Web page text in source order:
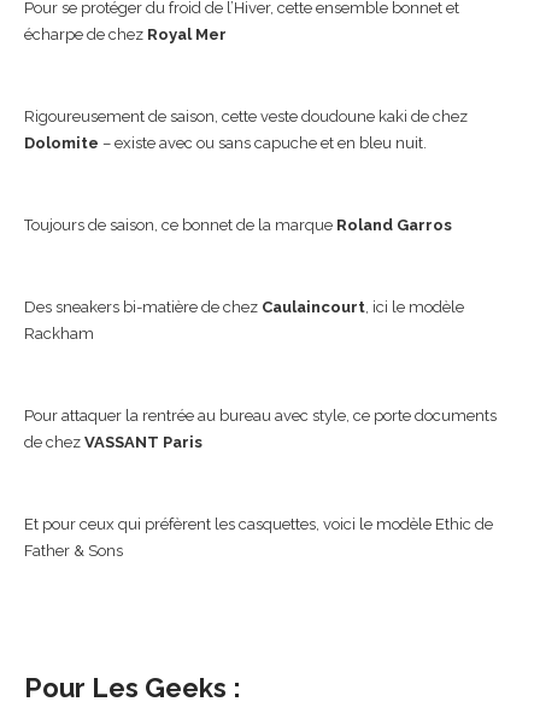
Pour se protéger du froid de l’Hiver, cette ensemble bonnet et
écharpe de chez Royal Mer
Rigoureusement de saison, cette veste doudoune kaki de chez
Dolomite – existe avec ou sans capuche et en bleu nuit.
Toujours de saison, ce bonnet de la marque Roland Garros
Des sneakers bi-matière de chez Caulaincourt , ici le modèle
Rackham
Pour attaquer la rentrée au bureau avec style, ce porte documents
de chez VASSANT Paris
Et pour ceux qui préfèrent les casquettes, voici le modèle Ethic de
Father & Sons
Pour Les Geeks :